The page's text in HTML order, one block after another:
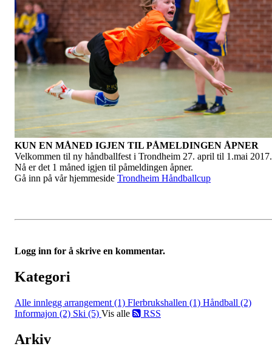
KUN EN MÅNED IGJEN TIL PÅMELDINGEN ÅPNER
Velkommen til ny håndballfest i Trondheim 27. april til 1.mai 2017.
Nå er det 1 måned igjen til påmeldingen åpner.
Gå inn på vår hjemmeside Trondheim Håndballcup
Logg inn for å skrive en kommentar.
Kategori
Alle innlegg arrangement (1) Flerbrukshallen (1) Håndball (2)
Informajon (2) Ski (5) Vis alle RSS
Arkiv